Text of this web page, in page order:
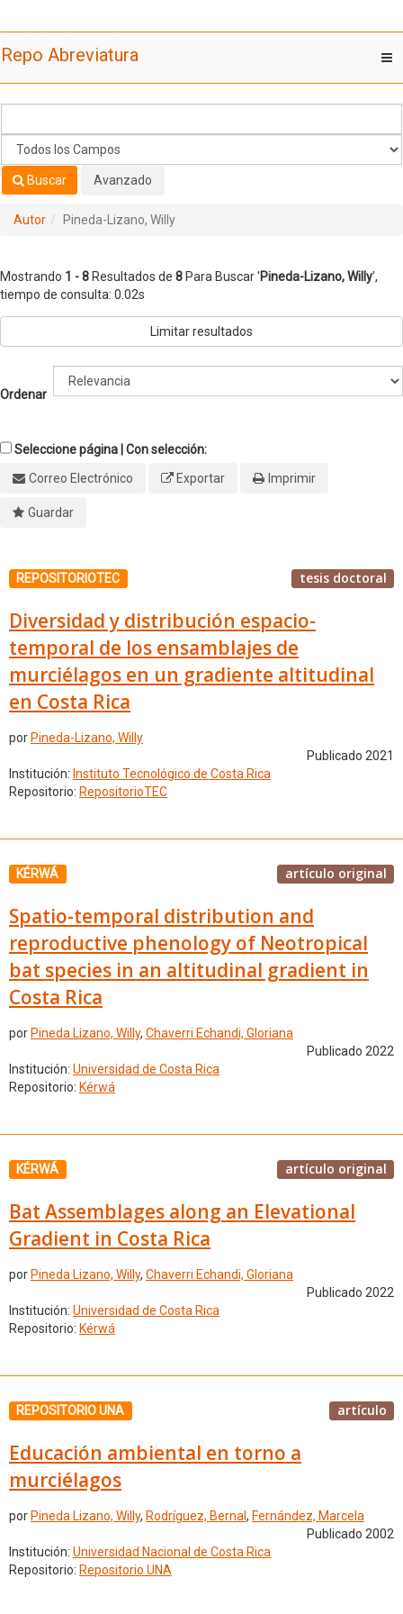
Repo Abreviatura
Buscar Avanzado
Autor Pineda-Lizano, Willy
Mostrando 1 - 8 Resultados de 8 Para Buscar 'Pineda-Lizano, Willy',
tiempo de consulta: 0.02s
Limitar resultados
Ordenar
Seleccione página | Con selección:
Correo Electrónico
Exportar Imprimir
Guardar
REPOSITORIOTEC tesis doctoral
Diversidad y distribución espacio-
temporal de los ensamblajes de
murciélagos en un gradiente altitudinal
en Costa Rica
por Pineda-Lizano, Willy
Publicado 2021
Institución: Instituto Tecnológico de Costa Rica
Repositorio: RepositorioTEC
KÉRWÁ artículo original
Spatio-temporal distribution and
reproductive phenology of Neotropical
bat species in an altitudinal gradient in
Costa Rica
por Pineda Lizano, Willy, Chaverri Echandi, Gloriana
Publicado 2022
Institución: Universidad de Costa Rica
Repositorio: Kérwá
KÉRWÁ artículo original
Bat Assemblages along an Elevational
Gradient in Costa Rica
por Pineda Lizano, Willy, Chaverri Echandi, Gloriana
Publicado 2022
Institución: Universidad de Costa Rica
Repositorio: Kérwá
REPOSITORIO UNA artículo
Educación ambiental en torno a
murciélagos
por Pineda Lizano, Willy, Rodríguez, Bernal, Fernández, Marcela
Publicado 2002
Institución: Universidad Nacional de Costa Rica
Repositorio: Repositorio UNA